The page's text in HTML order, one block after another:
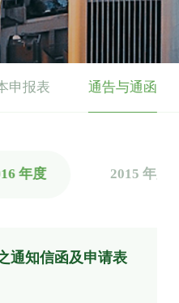
申报表 通告与通函
年度 2015 年度
通知信函及申请表